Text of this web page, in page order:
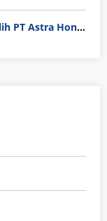
Gaji Operator Produksi 2026: Pilih PT Astra Honda Motor (AHM) atau Manufaktur di Jepang?